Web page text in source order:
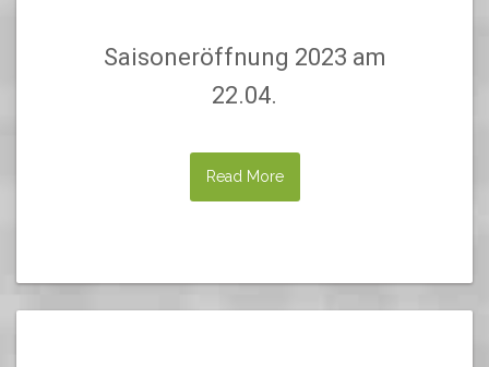
Saisoneröffnung 2023 am
22.04.
Read More